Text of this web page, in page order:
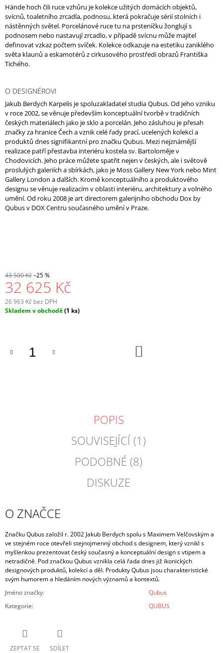
Hände hoch čili ruce vzhůru je kolekce užitých domácích objektů,
svícnů, toaletního zrcadla, podnosu, která pokračuje sérií stolních i
nástěnných světel. Porcelánové ruce tu na prsteníčku žonglují s
podnosem nebo nastavují zrcadlo, v případě svícnu může majitel
definovat vzkaz počtem svíček. Kolekce odkazuje na estetiku zaniklého
světa klaunů a eskamotérů z cirkusového prostředí obrazů Františka
Tichého.
O DESIGNÉROVI
Jakub Berdych Karpelis je spoluzakladatel studia Qubus. Od jeho vzniku
v roce 2002, se věnuje především konceptuální tvorbě v tradičních
českých materiálech jako je sklo a porcelán. Jeho zásluhou je přesah
značky za hranice Čech a vznik celé řady prací, ucelených kolekcí a
produktů dnes signifikantní pro značku Qubus. Mezi nejznámější
realizace patří přestavba interiéru kostela sv. Bartoloměje v
Chodovicích. Jeho práce můžete spatřit nejen v českých, ale i světově
proslulých galeriích a sbírkách, jako je Moss Gallery New York nebo Mint
Gallery London a dalších. Kromě konceptuálního a produktového
designu se věnuje realizacím v oblasti interiéru, architektury a volného
umění. Od roku 2008 je art directorem galerijního obchodu Dox by
Qubus v DOX Centru současného umění v Praze.
43 500 Kč–25 %
32 625 Kč
26 963 Kč bez DPH
Měrná
Skladem v obchodě(1 ks)
POPIS
SOUVISEJÍCÍ (1)
PODOBNÉ (8)
DISKUZE
O ZNAČCE
Značku Qubus založil r. 2002 Jakub Berdych spolu s Maximem Velčovským a
ve stejném roce otevřeli stejnojmenný obchod s designem, který vznikl s
myšlenkou prezentovat český současný a konceptuální design s vtipem a
netradičně. Pod značkou Qubus vznikla celá řada dnes již ikonických
designových produktů, kolekcí a děl. Produkty Qubus jsou charakteristické
svým humorem a hledáním nových významů a kontextů.
Jméno značky:
Qubus
Kategorie: QUBUS
ZEPTAT SE SDÍLET
J
E
M
E